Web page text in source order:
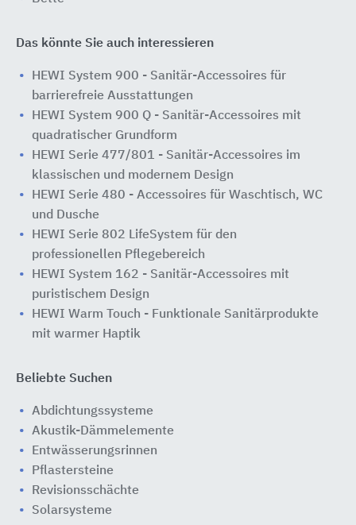
Das könnte Sie auch interessieren
HEWI System 900 - Sanitär-Accessoires für
barrierefreie Ausstattungen
HEWI System 900 Q - Sanitär-Accessoires mit
quadratischer Grundform
HEWI Serie 477/801 - Sanitär-Accessoires im
klassischen und modernem Design
HEWI Serie 480 - Accessoires für Waschtisch, WC
und Dusche
HEWI Serie 802 LifeSystem für den ​
professionellen Pflegebereich
HEWI System 162 - Sanitär-Accessoires mit
puristischem Design
HEWI Warm Touch - Funktionale Sanitärprodukte
mit warmer Haptik
Beliebte Suchen
Abdichtungssysteme
Akustik-Dämmelemente
Entwässerungsrinnen
Pflastersteine
Revisionsschächte
Solarsysteme